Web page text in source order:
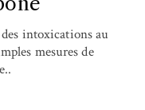
intoxications au
mesures de